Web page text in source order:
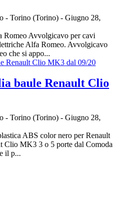
- Torino (Torino) - Giugno 28,
Romeo Avvolgicavo per cavi
Alfa Romeo. Avvolgicavo
che si appo...
baule Renault Clio
- Torino (Torino) - Giugno 28,
ABS color nero per Renault
Clio MK3 3 o 5 porte dal Comoda
il p...